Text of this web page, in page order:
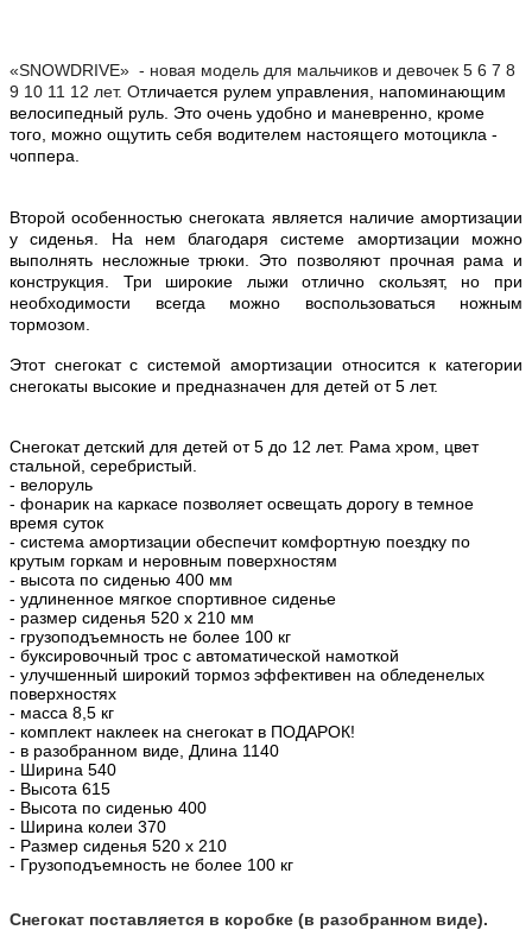
«SNOWDRIVE» - новая модель для мальчиков и девочек 5 6 7 8
9 10 11 12 лет. Отличается рулем управления, напоминающим
велосипедный руль. Это очень удобно и маневренно, кроме
того, можно ощутить себя водителем настоящего мотоцикла -
чоппера.
Второй особенностью снегоката является наличие амортизации
у сиденья. На нем благодаря системе амортизации можно
выполнять несложные трюки. Это позволяют прочная рама и
конструкция. Три широкие лыжи отлично скользят, но при
необходимости всегда можно воспользоваться ножным
тормозом.
Этот снегокат с системой амортизации относится к категории
снегокаты высокие и предназначен для детей от 5 лет.
Снегокат детский для детей от 5 до 12 лет. Рама хром, цвет
стальной, серебристый.
- велоруль
- фонарик на каркасе позволяет освещать дорогу в темное
время суток
- система амортизации обеспечит комфортную поездку по
крутым горкам и неровным поверхностям
- высота по сиденью 400 мм
- удлиненное мягкое спортивное сиденье
- размер сиденья 520 х 210 мм
- грузоподъемность не более 100 кг
- буксировочный трос с автоматической намоткой
- улучшенный широкий тормоз эффективен на обледенелых
поверхностях
- масса 8,5 кг
- комплект наклеек на снегокат в ПОДАРОК!
- в разобранном виде, Длина 1140
- Ширина 540
- Высота 615
- Высота по сиденью 400
- Ширина колеи 370
- Размер сиденья 520 х 210
- Грузоподъемность не более 100 кг
Снегокат поставляется в коробке (в разобранном виде).